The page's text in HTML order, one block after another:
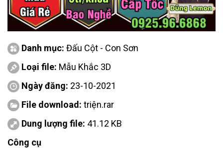
Danh mục: Đấu Cột - Con Sơn
Loại file: Mẫu Khắc 3D
Ngày đăng: 23-10-2021
File download: triện.rar
Dung lượng file: 41.12 KB
Công cụ